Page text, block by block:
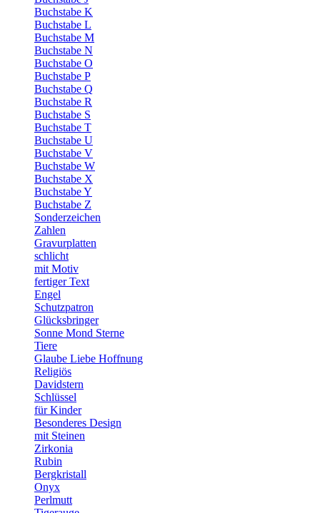
Buchstabe K
Buchstabe L
Buchstabe M
Buchstabe N
Buchstabe O
Buchstabe P
Buchstabe Q
Buchstabe R
Buchstabe S
Buchstabe T
Buchstabe U
Buchstabe V
Buchstabe W
Buchstabe X
Buchstabe Y
Buchstabe Z
Sonderzeichen
Zahlen
Gravurplatten
schlicht
mit Motiv
fertiger Text
Engel
Schutzpatron
Glücksbringer
Sonne Mond Sterne
Tiere
Glaube Liebe Hoffnung
Religiös
Davidstern
Schlüssel
für Kinder
Besonderes Design
mit Steinen
Zirkonia
Rubin
Bergkristall
Onyx
Perlmutt